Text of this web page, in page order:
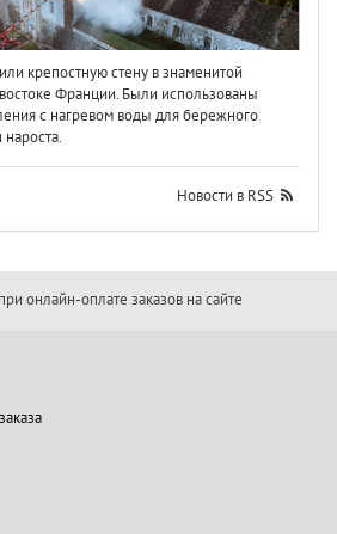
крепостную стену в знаменитой
Франции. Были использованы
с нагревом воды для бережного
Новости в RSS
онлайн-оплате заказов на сайте